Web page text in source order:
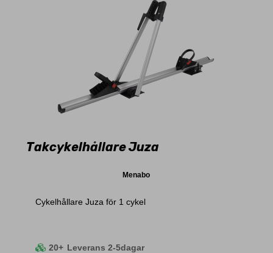
Takcykelhållare Juza
Menabo
Cykelhållare Juza för 1 cykel
20+ Leverans 2-5dagar